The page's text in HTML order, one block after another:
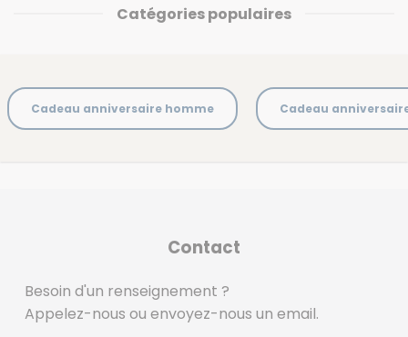
Catégories populaires
Cadeau anniversaire homme Cadeau
Contact
Besoin d'un renseignement ?
Appelez-nous ou envoyez-nous un email.